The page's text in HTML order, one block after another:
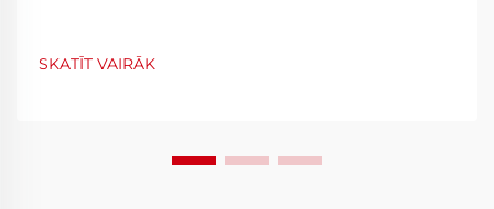
SKATĪT VAIRĀK